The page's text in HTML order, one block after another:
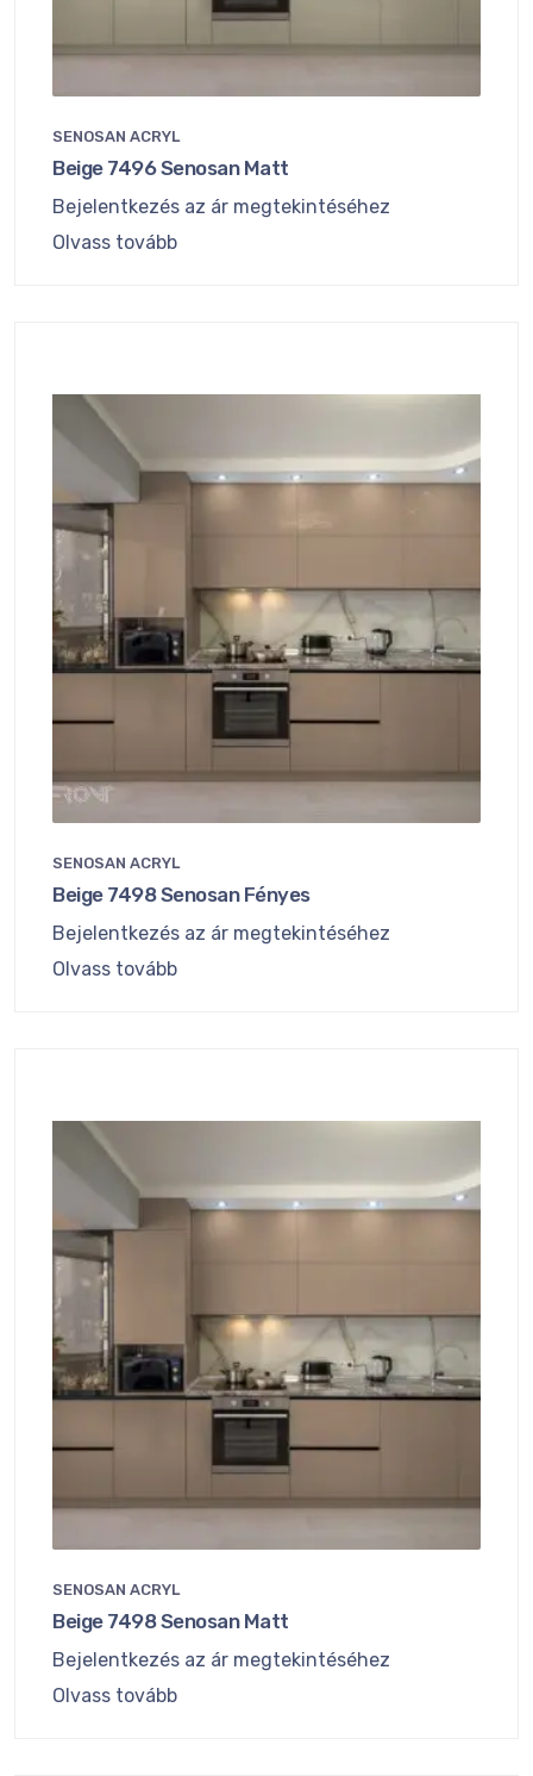
SENOSAN ACRYL
Beige 7496 Senosan Matt
Bejelentkezés az ár megtekintéséhez
Olvass tovább
SENOSAN ACRYL
Beige 7498 Senosan Fényes
Bejelentkezés az ár megtekintéséhez
Olvass tovább
SENOSAN ACRYL
Beige 7498 Senosan Matt
Bejelentkezés az ár megtekintéséhez
Olvass tovább